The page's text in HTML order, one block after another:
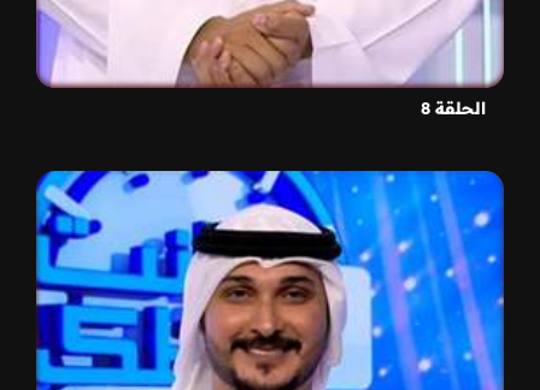
الحلقة 8